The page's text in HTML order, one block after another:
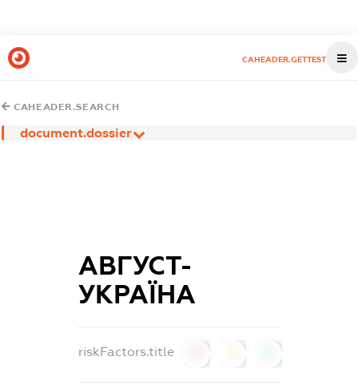
CAHEADER.GETTEST
CAHEADER.SEARCH
document.dossier
АВГУСТ-
УКРАЇНА
riskFactors.title